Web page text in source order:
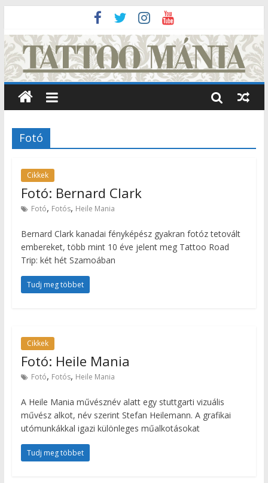
Fotó
Cikkek
Fotó: Bernard Clark
Fotó, Fotós, Heile Mania
Bernard Clark kanadai fényképész gyakran fotóz tetovált
embereket, több mint 10 éve jelent meg Tattoo Road
Trip: két hét Szamoában
Tudj meg többet
Cikkek
Fotó: Heile Mania
Fotó, Fotós, Heile Mania
A Heile Mania művésznév alatt egy stuttgarti vizuális
művész alkot, név szerint Stefan Heilemann. A grafikai
utómunkákkal igazi különleges műalkotásokat
Tudj meg többet